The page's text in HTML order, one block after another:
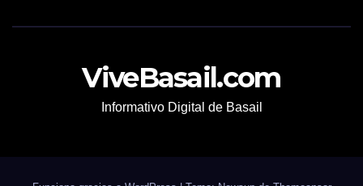
ViveBasail.com
Informativo Digital de Basail